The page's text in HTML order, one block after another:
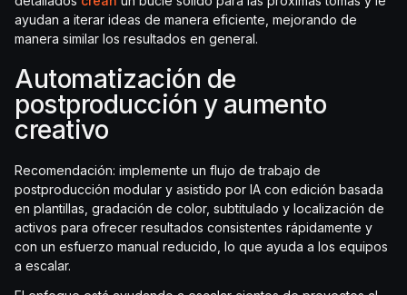
ayudan a iterar ideas de manera eficiente, mejorando de
manera similar los resultados en general.
Automatización de
postproducción y aumento
creativo
Recomendación: implemente un flujo de trabajo de
postproducción modular y asistido por IA con edición basada
en plantillas, gradación de color, subtitulado y localización de
activos para ofrecer resultados consistentes rápidamente y
con un esfuerzo manual reducido, lo que ayuda a los equipos
a escalar.